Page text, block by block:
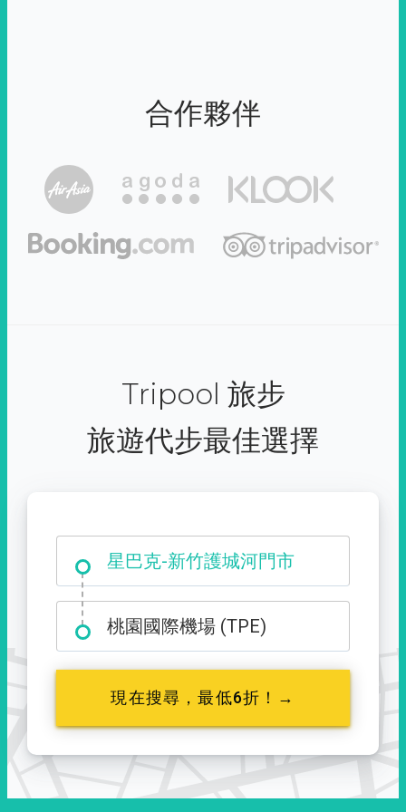
合作夥伴
Tripool 旅步
旅遊代步最佳選擇
大霸尖山登山口
桃園國際機場 (TPE)
現在搜尋，最低6折！→